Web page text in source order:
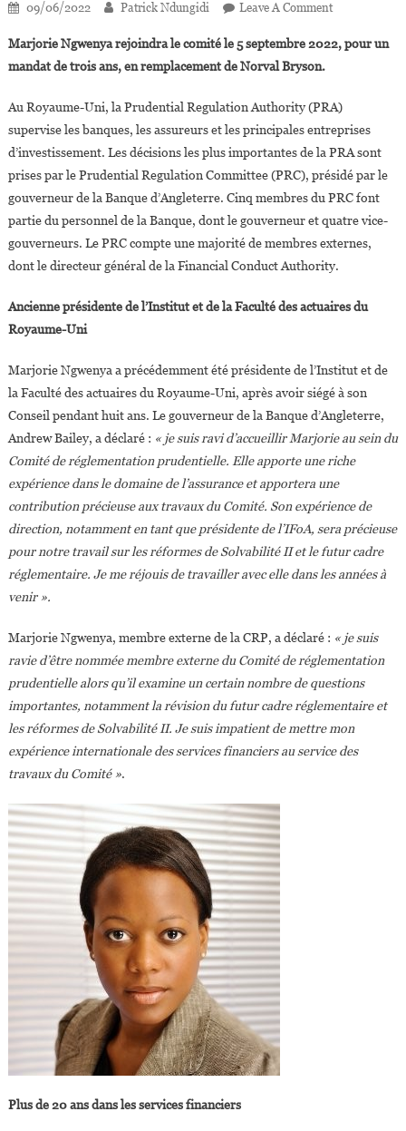
09/06/2022 Patrick Ndungidi Leave A CommentOn
UNI
Ngwenya
Nommée
Membre
Externe
Du
Comité
De
Marjorie Ngwenya rejoindra le comité le 5 septembre 2022, pour un
mandat de trois ans, en remplacement de Norval Bryson.
Au Royaume-Uni, la Prudential Regulation Authority (PRA)
supervise les banques, les assureurs et les principales entreprises
d’investissement. Les décisions les plus importantes de la PRA sont
prises par le Prudential Regulation Committee (PRC), présidé par le
gouverneur de la Banque d’Angleterre. Cinq membres du PRC font
partie du personnel de la Banque, dont le gouverneur et quatre vice-
gouverneurs. Le PRC compte une majorité de membres externes,
dont le directeur général de la Financial Conduct Authority.
Ancienne présidente de l’Institut et de la Faculté des actuaires du
Royaume-Uni
Marjorie Ngwenya a précédemment été présidente de l’Institut et de
la Faculté des actuaires du Royaume-Uni, après avoir siégé à son
Conseil pendant huit ans. Le gouverneur de la Banque d’Angleterre,
Andrew Bailey, a déclaré : « je suis ravi d’accueillir Marjorie au sein du
Comité de réglementation prudentielle. Elle apporte une riche
expérience dans le domaine de l’assurance et apportera une
contribution précieuse aux travaux du Comité. Son expérience de
direction, notamment en tant que présidente de l’IFoA, sera précieuse
pour notre travail sur les réformes de Solvabilité II et le futur cadre
réglementaire. Je me réjouis de travailler avec elle dans les années à
venir ».
Marjorie Ngwenya, membre externe de la CRP, a déclaré : « je suis
ravie d’être nommée membre externe du Comité de réglementation
prudentielle alors qu’il examine un certain nombre de questions
importantes, notamment la révision du futur cadre réglementaire et
les réformes de Solvabilité II. Je suis impatient de mettre mon
expérience internationale des services financiers au service des
travaux du Comité ».
Plus de 20 ans dans les services financiers